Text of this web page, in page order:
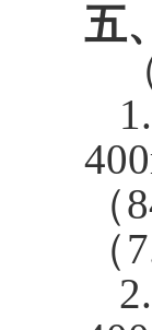
五
1.
（
（
2.